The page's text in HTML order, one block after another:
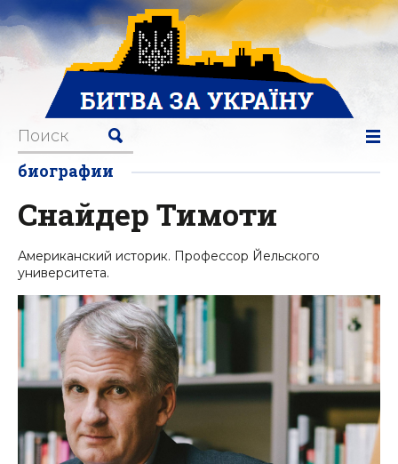
биографии
Снайдер Тимоти
Американский историк. Профессор Йельского
университета.